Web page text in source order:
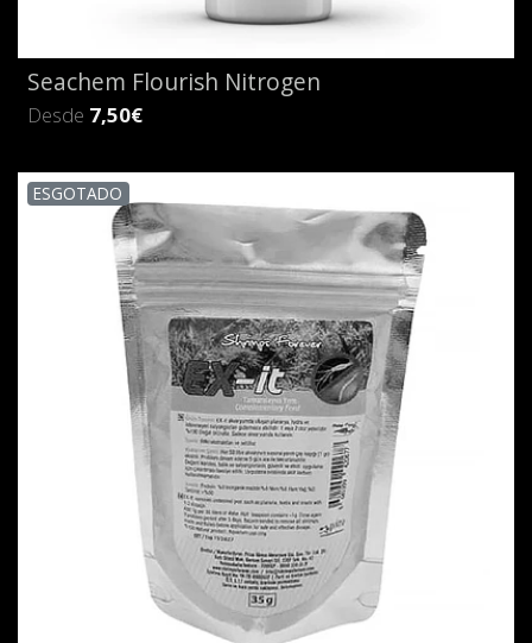
Seachem Flourish Nitrogen
Desde 7,50€
ESGOTADO